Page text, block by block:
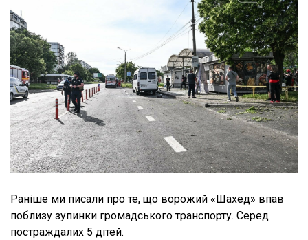
Раніше ми писали про те, що ворожий «Шахед» впав
поблизу зупинки громадського транспорту. Серед
постраждалих 5 дітей.